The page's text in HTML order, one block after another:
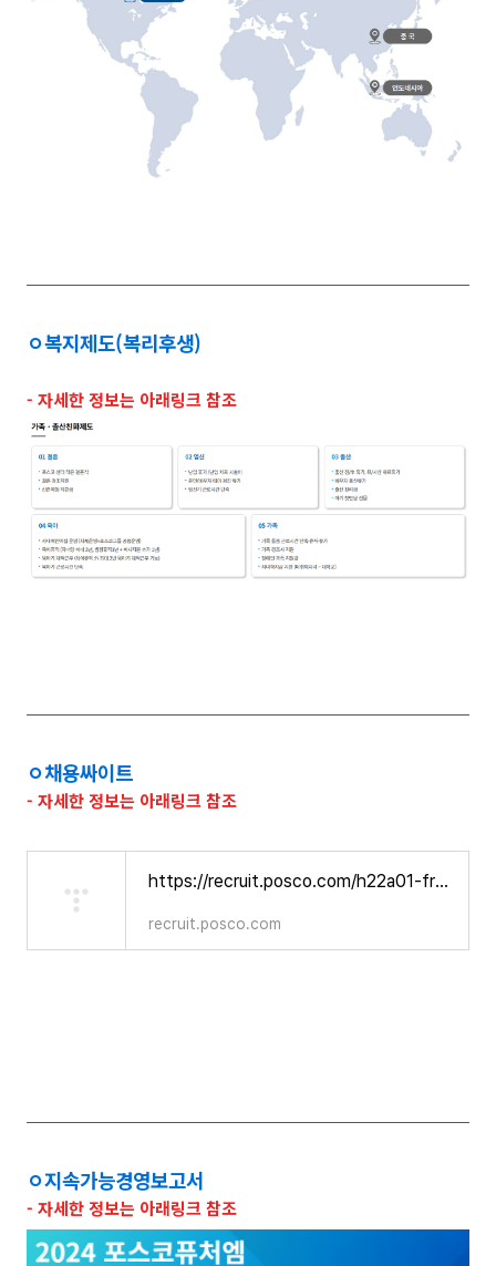
ㅇ복지제도(복리후생)
- 자세한 정보는 아래링크 참조
ㅇ채용싸이트
- 자세한 정보는 아래링크 참조
https://recruit.posco.com/h22a01-front/H22A1000.html
recruit.posco.com
ㅇ지속가능경영보고서
- 자세한 정보는 아래링크 참조